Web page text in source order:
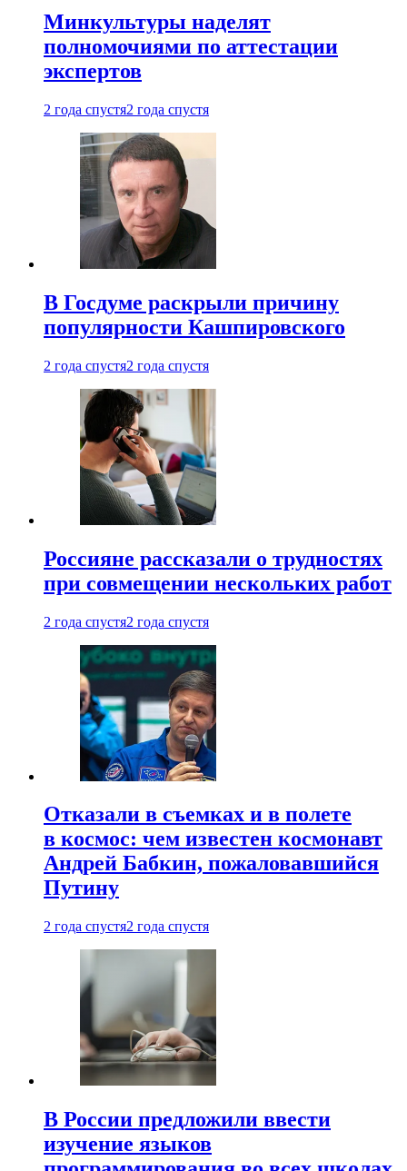
Минкультуры наделят
полномочиями по аттестации
экспертов
2 года спустя2 года спустя
В Госдуме раскрыли причину
популярности Кашпировского
2 года спустя2 года спустя
Россияне рассказали о трудностях
при совмещении нескольких работ
2 года спустя2 года спустя
Отказали в съемках и в полете
в космос: чем известен космонавт
Андрей Бабкин, пожаловавшийся
Путину
2 года спустя2 года спустя
В России предложили ввести
изучение языков